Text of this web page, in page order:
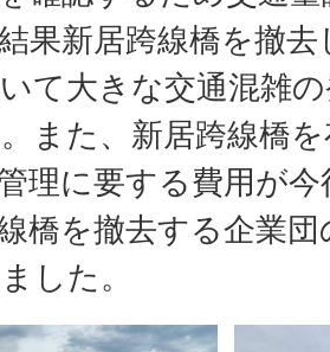
果新居跨線橋を撤
て大きな交通混雑
また、新居跨線橋
理に要する費用が
橋を撤去する企業
した。